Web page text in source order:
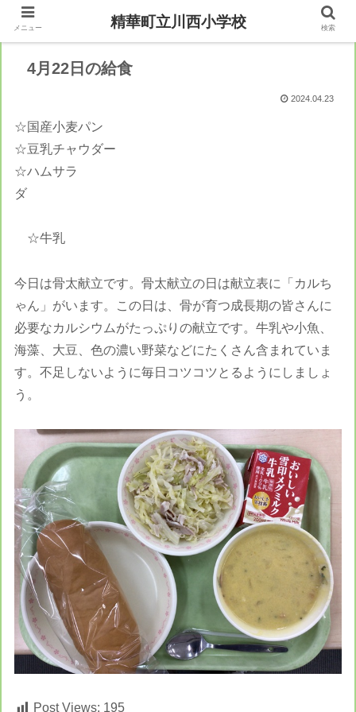
4月22日の給食
2024.04.23
☆国産小麦パン
☆豆乳チャウダー
☆ハムサラ
ダ
☆牛乳
今日は骨太献立です。骨太献立の日は献立表に「カルち
ゃん」がいます。この日は、骨が育つ成長期の皆さんに
必要なカルシウムがたっぷりの献立です。牛乳や小魚、
海藻、大豆、色の濃い野菜などにたくさん含まれていま
す。不足しないように毎日コツコツとるようにしましょ
う。
Post Views: 195
メニュー 精華町立川西小学校 検索